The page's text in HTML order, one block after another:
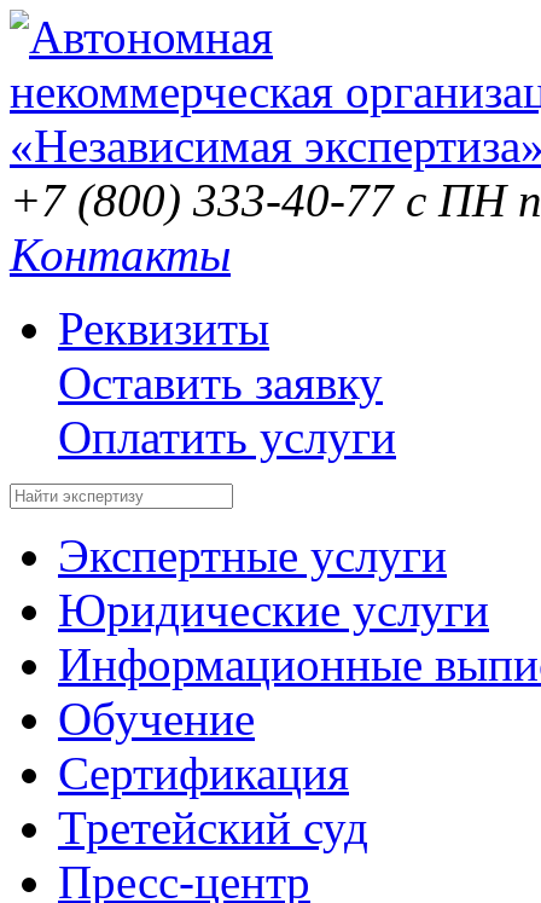
+7 (800) 333-40-77 с ПН
Контакты
Реквизиты
Оставить заявку
Оплатить услуги
Экспертные услуги
Юридические услуги
Информационные
Обучение
Сертификация
Третейский суд
Пресс-центр